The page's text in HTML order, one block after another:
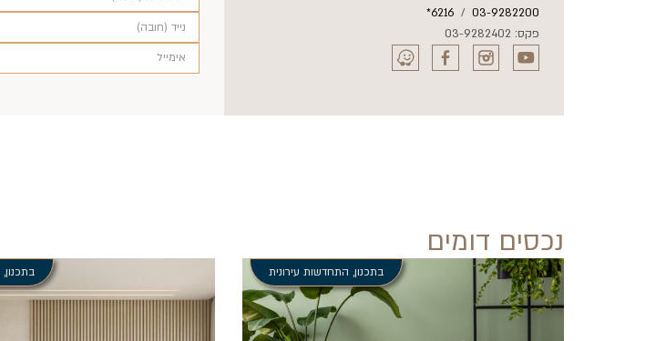
03-9282200
/
6216*
פקס: 03-9282402
נכסים דומים
בתכנון, התחדשות עירונית בתכנון,